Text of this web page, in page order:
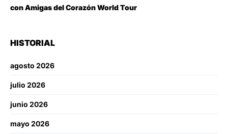
con Amigas del Corazón World Tour
HISTORIAL
agosto 2026
julio 2026
junio 2026
mayo 2026